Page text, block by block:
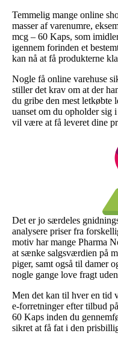
Temmelig mange online
masser af varenumre,
mcg – 60 Kaps, som
igennem forinden et
kan nå at få produkterne
Nogle få online varehuse
stiller det krav om at der
du gribe den mest letkøbte
uanset om du opholder sig
vil være at få leveret dine
Det er jo særdeles
analysere priser fra
motiv har mange Pharma
at sænke salgsværdien på
piger, samt også til damer
nogle gange love fragt
Men det kan til hver en tid
e-forretninger efter tilbud
60 Kaps inden du
sikret at få fat i den